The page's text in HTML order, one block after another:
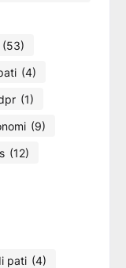
(53)
(4)
(1)
(9)
(12)
pati (4)